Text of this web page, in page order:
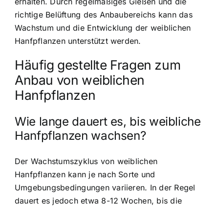
richtige Belüftung des Anbaubereichs kann das
Wachstum und die Entwicklung der weiblichen
Hanfpflanzen unterstützt werden.
Häufig gestellte Fragen zum
Anbau von weiblichen
Hanfpflanzen
Wie lange dauert es, bis weibliche
Hanfpflanzen wachsen?
Der Wachstumszyklus von weiblichen
Hanfpflanzenkann je nach Sorte und
Umgebungsbedingungen variieren. In der Regel
dauert es jedoch etwa 8-12 Wochen, bis die